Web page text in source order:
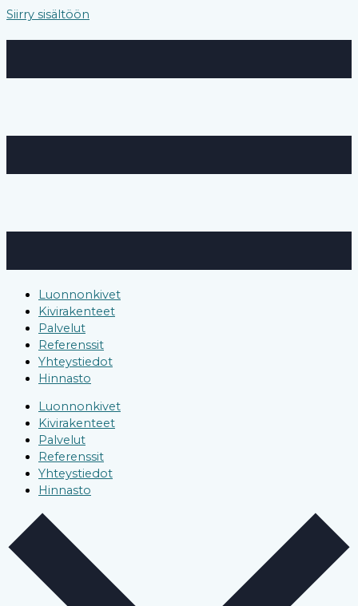
Siirry sisältöön
Luonnonkivet
Kivirakenteet
Palvelut
Referenssit
Yhteystiedot
Hinnasto
Luonnonkivet
Kivirakenteet
Palvelut
Referenssit
Yhteystiedot
Hinnasto